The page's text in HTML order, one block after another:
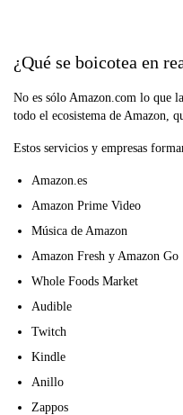
¿Qué se boicotea en
No es sólo Amazon.com lo que
todo el ecosistema de Amazon,
Estos servicios y empresas
Amazon.es
Amazon Prime Video
Música de Amazon
Amazon Fresh y Amazon Go
Whole Foods Market
Audible
Twitch
Kindle
Anillo
Zappos